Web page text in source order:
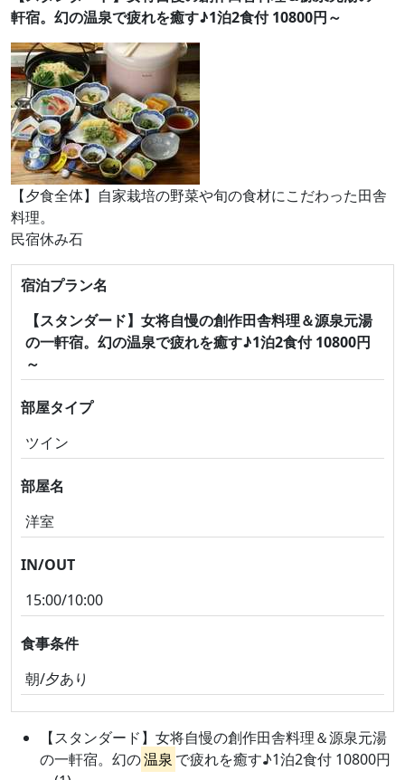
軒宿。幻の温泉で疲れを癒す♪1泊2食付 10800円～
【夕食全体】自家栽培の野菜や旬の食材にこだわった田舎
料理。
民宿休み石
宿泊プラン名
【スタンダード】女将自慢の創作田舎料理＆源泉元湯
の一軒宿。幻の温泉で疲れを癒す♪1泊2食付 10800円
～
部屋タイプ
ツイン
部屋名
洋室
IN/OUT
15:00/10:00
食事条件
朝/夕あり
【スタンダード】女将自慢の創作田舎料理＆源泉元湯
の一軒宿。幻の温泉 で疲れを癒す♪1泊2食付 10800円